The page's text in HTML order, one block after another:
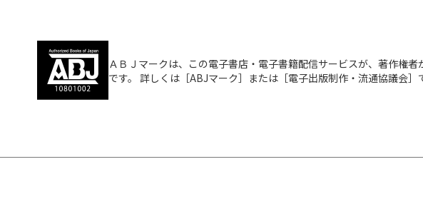
ＡＢＪマークは、この電子書店・電子書籍配信サービスが、著作権
です。 詳しくは［ABJマーク］または［電子出版制作・流通協議会］